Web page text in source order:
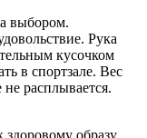
выбором.
Рука
кусочком
в спортзале. Вес
расплывается.
образу